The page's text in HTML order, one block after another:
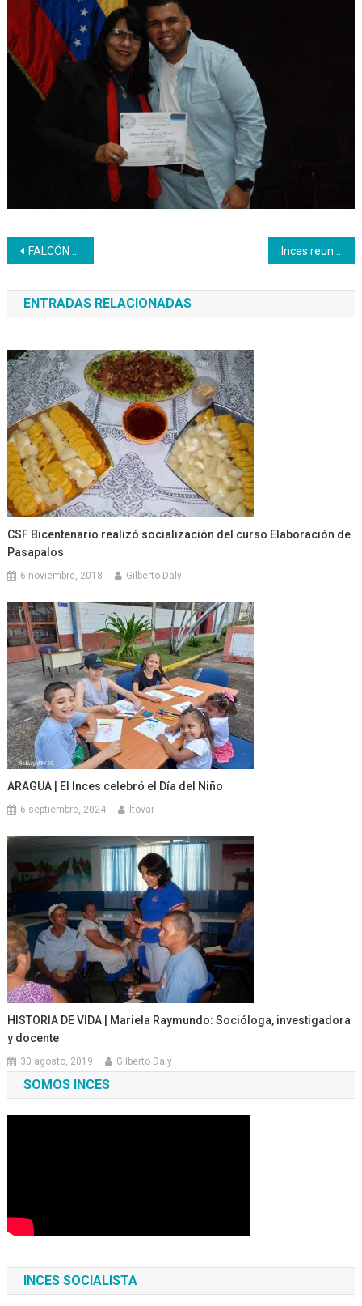
Navegación
de
entradas
FALCÓN | 20 Emprendedores aprenden la técnica para incursionar en el mercado textil
ENTRADAS RELACIONADAS
CSF Bicentenario realizó socialización del curso Elaboración de
Pasapalos
6 noviembre, 2018 Gilberto Daly
ARAGUA | El Inces celebró el Día del Niño
6 septiembre, 2024 ltovar
HISTORIA DE VIDA | Mariela Raymundo: Socióloga, investigadora
y docente
30 agosto, 2019 Gilberto Daly
SOMOS INCES
INCES SOCIALISTA